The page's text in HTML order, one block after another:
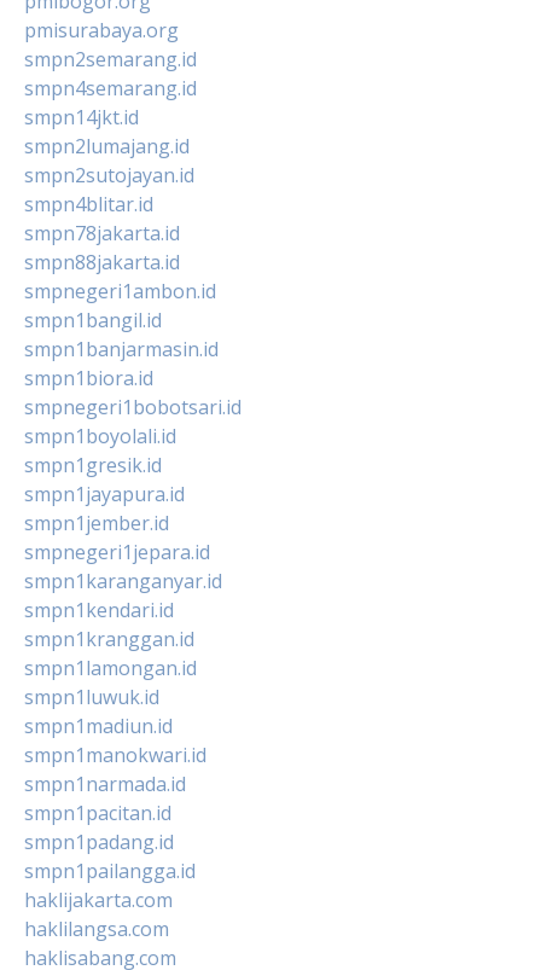
pmisurabaya.org
smpn2semarang.id
smpn4semarang.id
smpn14jkt.id
smpn2lumajang.id
smpn2sutojayan.id
smpn4blitar.id
smpn78jakarta.id
smpn88jakarta.id
smpnegeri1ambon.id
smpn1bangil.id
smpn1banjarmasin.id
smpn1biora.id
smpnegeri1bobotsari.id
smpn1boyolali.id
smpn1gresik.id
smpn1jayapura.id
smpn1jember.id
smpnegeri1jepara.id
smpn1karanganyar.id
smpn1kendari.id
smpn1kranggan.id
smpn1lamongan.id
smpn1luwuk.id
smpn1madiun.id
smpn1manokwari.id
smpn1narmada.id
smpn1pacitan.id
smpn1padang.id
smpn1pailangga.id
haklijakarta.com
haklilangsa.com
haklisabang.com